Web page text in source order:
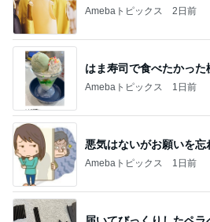
Amebaトピックス 2日前
はま寿司で食べたかった
Amebaトピックス 1日前
悪気はないがお願いを忘
Amebaトピックス 1日前